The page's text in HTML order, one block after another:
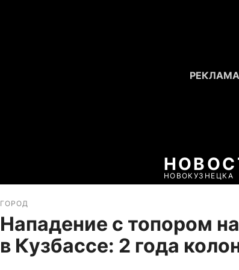
НОВОКУЗНЕЦКА
ГОРОД
Нападение с топором
в Кузбассе: 2 года